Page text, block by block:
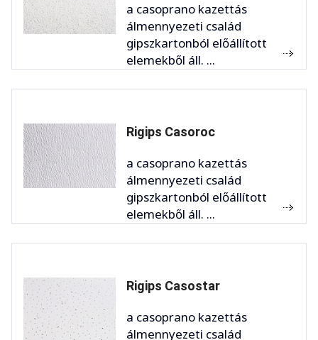
a casoprano kazettás
álmennyezeti család
gipszkartonból előállított
elemekből áll. ...
Rigips Casoroc
a casoprano kazettás
álmennyezeti család
gipszkartonból előállított
elemekből áll. ...
Rigips Casostar
a casoprano kazettás
álmennyezeti család